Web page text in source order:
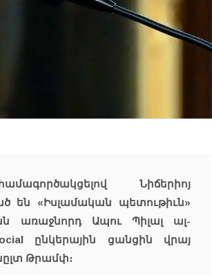
Նիճերիոյ
են «Իսլամական պետութիւն»
առաջնորդ Ապու Պիլալ ալ-
ընկերային ցանցին վրայ
Թրամփ։